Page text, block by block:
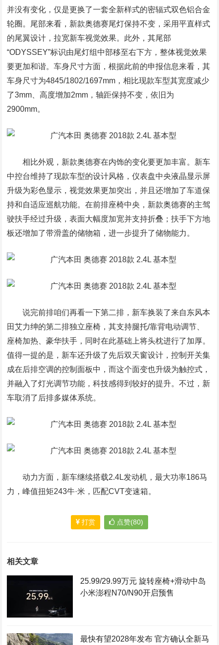
并没有变化，仅是更换了一套全新样式的密辐式双色铝合金
轮圈。尾部来看，新款奥德赛尾灯保持不变，采用平直样式
的尾翼设计，拉宽新车视觉效果。此外，其尾部
“ODYSSEY”标识由尾灯组中部移至右下方，整体视觉效果
要更加和谐。车身尺寸方面，根据此前的申报信息来看，其
车身尺寸为4845/1802/1697mm，相比现款车型其宽度减少
了3mm、高度增加2mm，轴距保持不变，依旧为
2900mm。
相比外观，新款奥德赛在内饰的变化要更加丰富。新车
中控台维持了现款车型的设计风格，仪表盘中央液晶显示屏
升级为彩色显示，视觉效果更加突出，并且还增加了车道保
持和自适应巡航功能。在前排座椅中央，新款奥德赛的主驾
驶扶手经过升级，表面大幅度加宽并支持折叠；扶手下方地
板还增加了带滑盖的储物箱，进一步提升了储物能力。
说完前排咱们再看一下第二排，新车换装了来自东风本
田艾力绅的第二排独立座椅，其支持腿托/靠背电动调节、
座椅加热、豪华扶手，同时在此基础上将头枕进行了加厚。
值得一提的是，新车还升级了先后双天窗设计，控制开关集
成在后排空调的控制面板中，而这个面变也升级为触控式，
并融入了灯光调节功能，科技感得到较好的提升。不过，新
车取消了后排多媒体系统。
动力方面，新车继续搭载2.4L发动机，最大功率186马
力，峰值扭矩243牛·米，匹配CVT变速箱。
打赏 点赞(80)
相关文章
25.99/29.99万元 旋转座椅+滑动中岛
小米澎程N70/N90开启预售
最快有望2028年发布 官方确认全新马